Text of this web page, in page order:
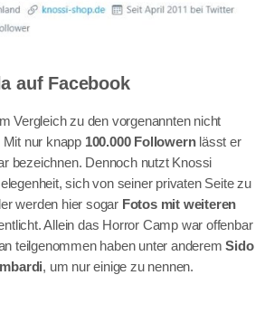
auf Facebook
Vergleich zu den vorgenannten nicht
nur knapp 100.000 Followernlässt er
bezeichnen. Dennoch nutzt Knossi
sich von seiner privaten Seite zu
werden hier sogar Fotos mit weiteren
Allein das Horror Camp war offenbar
teilgenommen haben unter anderemSido
, um nur einige zu nennen.